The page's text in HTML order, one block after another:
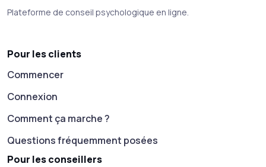
Plateforme de conseil psychologique en ligne.
Pour les clients
Commencer
Connexion
Comment ça marche ?
Questions fréquemment posées
Pour les conseillers